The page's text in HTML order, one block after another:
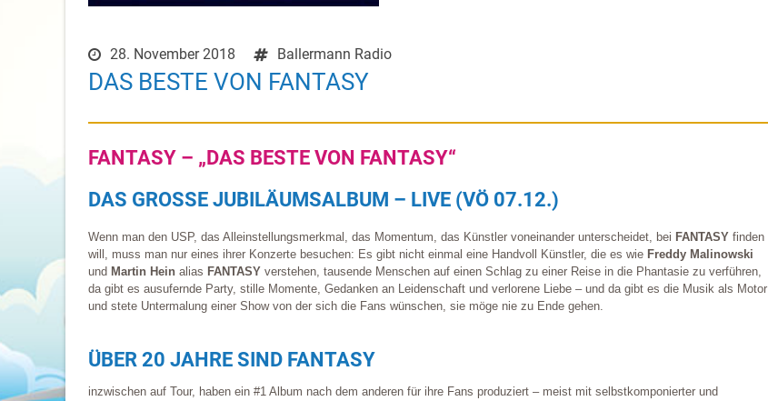
28. November 2018 Ballermann Radio
DAS BESTE VON FANTASY
FANTASY – „DAS BESTE VON FANTASY“
DAS GROSSE JUBILÄUMSALBUM – LIVE (VÖ 07.12.)
Wenn man den USP, das Alleinstellungsmerkmal, das Momentum, das Künstler voneinander unterscheidet, bei FANTASY finden
will, muss man nur eines ihrer Konzerte besuchen: Es gibt nicht einmal eine Handvoll Künstler, die es wie Freddy Malinowski
und Martin Hein alias FANTASY verstehen, tausende Menschen auf einen Schlag zu einer Reise in die Phantasie zu verführen,
da gibt es ausufernde Party, stille Momente, Gedanken an Leidenschaft und verlorene Liebe – und da gibt es die Musik als Motor
und stete Untermalung einer Show von der sich die Fans wünschen, sie möge nie zu Ende gehen.
ÜBER 20 JAHRE SIND FANTASY
inzwischen auf Tour, haben ein #1 Album nach dem anderen für ihre Fans produziert – meist mit selbstkomponierter und